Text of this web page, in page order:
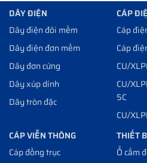
Qúy khách hàng có nhu cầu mua , sử
giải pháp liên quan đến thiết bị
các số Hotline có trên Website để
về giá, vận chuyển, bảo hành…
DÂY ĐIỆN
Dây điện đôi mềm
Dây điện đơn mềm
Dây đơn cứng
Dây xúp dính
Dây tròn đặc
CÁP
Cáp
Cáp
CU/
CU/
5C
CU/
CÁP VIỄN THÔNG
Cáp đồng trục
THIẾT
Ổ cắm